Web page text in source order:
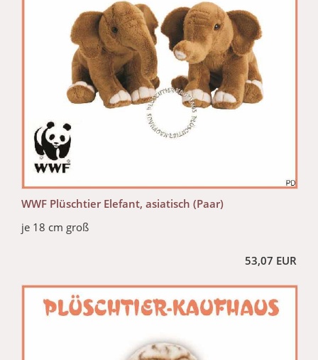
WWF Plüschtier Elefant, asiatisch (Paar)
je 18 cm groß
53,07 EUR